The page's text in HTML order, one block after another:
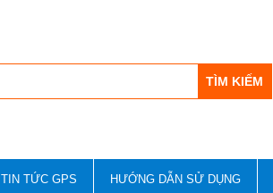
TIN TỨC GPS HƯỚNG DẪN SỬ DỤNG